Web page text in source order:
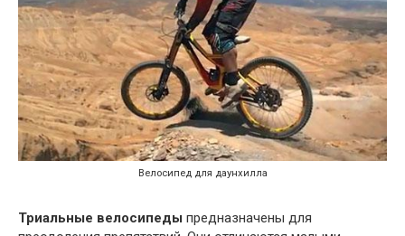
Велосипед для даунхилла
Триальные велосипеды предназначены для